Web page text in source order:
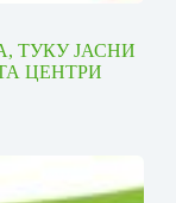
ТУКУ ЈАСНИ
ЦЕНТРИ